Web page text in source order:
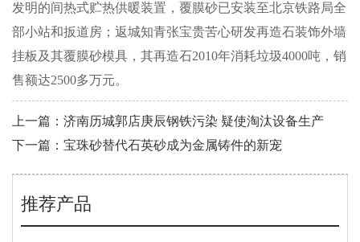
发明的间热式贮热供暖装置，覆膜砂已安装至北京铁路局全
部小站和扳道房；返城知青张宝贵苦心研发再造石装饰外墙
挂板及其覆膜砂模具，其再造石2010年消耗垃圾4000吨，销
售额达2500多万元。
上一篇：济南历城郭店庚辰钢铁污染 疑使淘汰设备生产
下一篇：宝珠砂替代石英砂成为金属铸件的新宠
推荐产品